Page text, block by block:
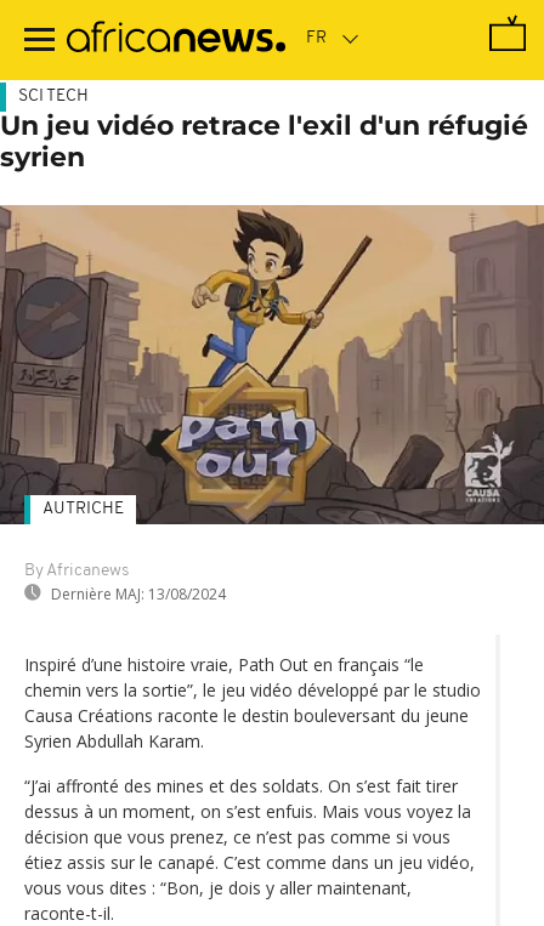
contenu
SCI TECH
Un jeu vidéo retrace l'exil d'un réfugié
syrien
By Africanews
Dernière MAJ: 13/08/2024
AUTRICHE
Inspiré d’une histoire vraie, Path Out en français “le
chemin vers la sortie”, le jeu vidéo développé par le studio
Causa Créations raconte le destin bouleversant du jeune
Syrien Abdullah Karam.
“J’ai affronté des mines et des soldats. On s’est fait tirer
dessus à un moment, on s’est enfuis. Mais vous voyez la
décision que vous prenez, ce n’est pas comme si vous
étiez assis sur le canapé. C’est comme dans un jeu vidéo,
vous vous dites : “Bon, je dois y aller maintenant,
raconte-t-il.